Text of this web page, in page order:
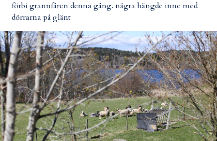
förbi grannfåren denna gång. några hängde inne med
dörrarna på glänt